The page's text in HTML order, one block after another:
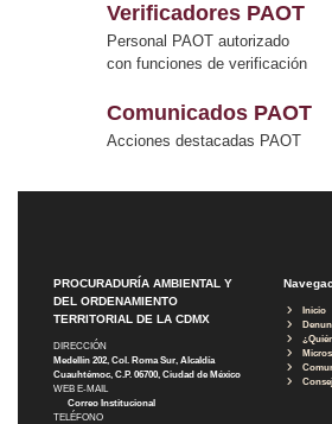
Verificadores PAOT
Personal PAOT autorizado
con funciones de verificación
Comunicados PAOT
Acciones destacadas PAOT
PROCURADURÍA AMBIENTAL Y
DEL ORDENAMIENTO
TERRITORIAL DE LA CDMX
DIRECCIÓN
Medellín 202, Col. Roma Sur, Alcaldía
Cuauhtémoc, C.P. 06700, Ciudad de México
WEB E-MAIL
Correo Institucional
TELÉFONO
Inicio